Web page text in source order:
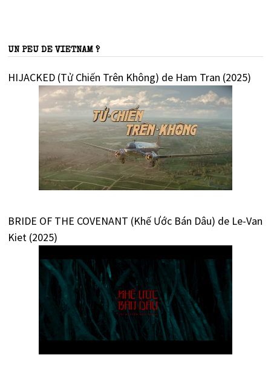
UN PEU DE VIETNAM ?
HIJACKED (Tử Chiến Trên Không) de Ham Tran (2025)
BRIDE OF THE COVENANT (Khế Ước Bán Dâu) de Le-Van
Kiet (2025)